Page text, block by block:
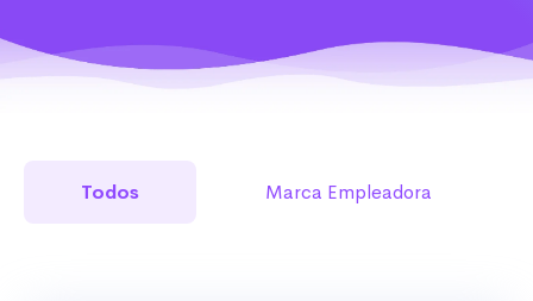
Todos Marca Empleadora